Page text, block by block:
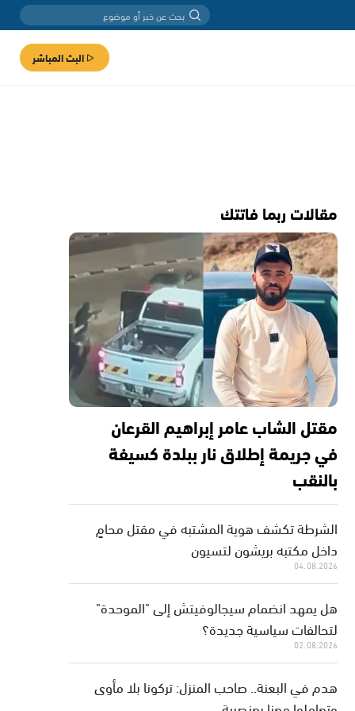
البث المباشر
مقالات ربما فاتتك
مقتل الشاب عامر إبراهيم القرعان
في جريمة إطلاق نار ببلدة كسيفة
بالنقب
الشرطة تكشف هوية المشتبه في مقتل محامٍ
داخل مكتبه بريشون لتسيون
04.08.2026
هل يمهد انضمام سيجالوفيتش إلى "الموحدة"
لتحالفات سياسية جديدة؟
02.08.2026
هدم في البعنة.. صاحب المنزل: تركونا بلا مأوى